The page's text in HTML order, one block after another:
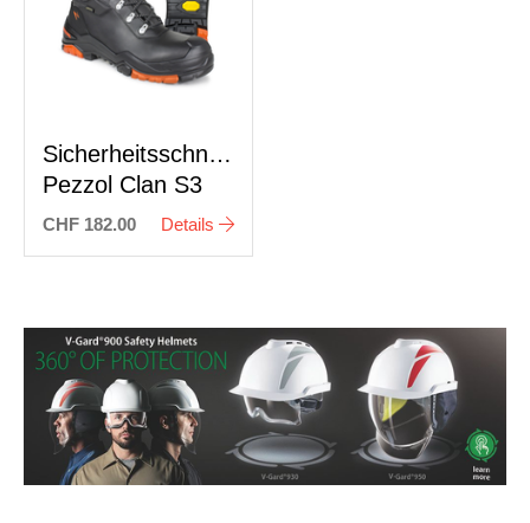
Sicherheitsschnürstiefel
Pezzol Clan S3
CHF 182.00 Details